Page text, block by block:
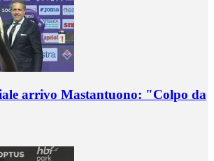
arrivo Mastantuono: "Colpo da